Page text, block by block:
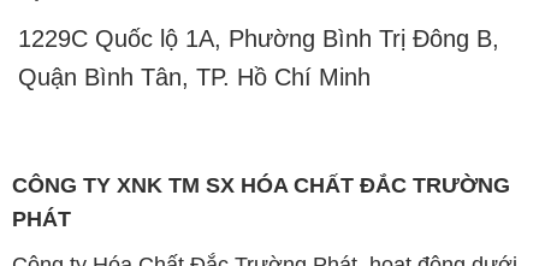
CÔNG TY XNK TM SX HÓA CHẤT ĐẮC TRƯỜNG
PHÁT
chuyên kinh doanh và phân phối các loại hóa chất
công nghiệp đa dạng, nhằm đáp ứng nhu cầu sử
dụng của khách hàng một cách tốt nhất.